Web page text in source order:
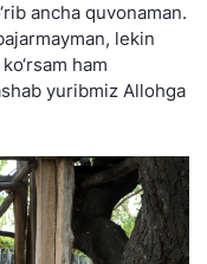
ancha quvonaman.
lekin
ham
yuribmiz Allohga